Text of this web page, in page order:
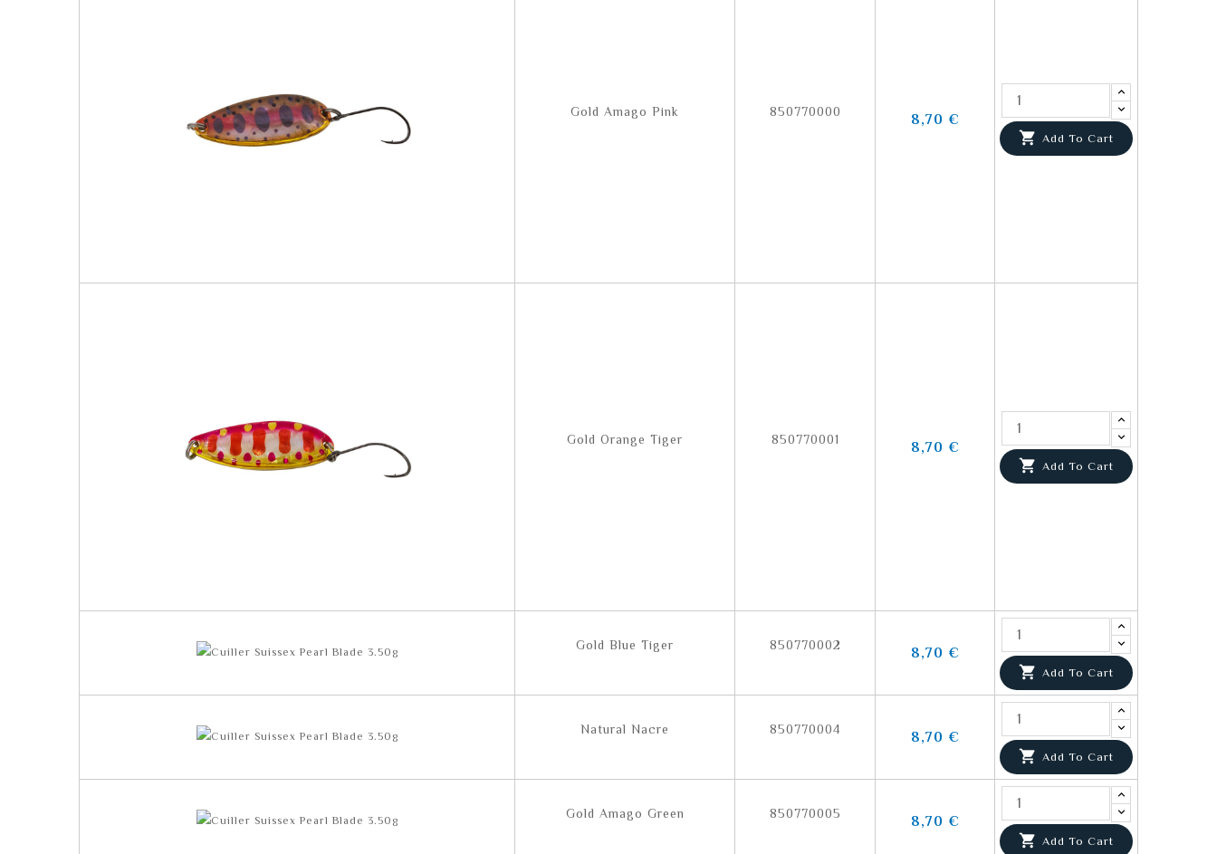
Gold Amago Pink 850770000 8,70 €
 Add To Cart
Gold Orange Tiger 850770001 8,70 €
 Add To Cart
Gold Blue Tiger 850770002 8,70 €
 Add To Cart
Natural Nacre 850770004 8,70 €
 Add To Cart
Gold Amago Green 850770005 8,70 €
 Add To Cart